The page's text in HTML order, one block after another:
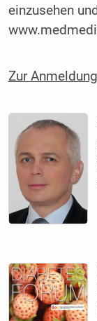
einzusehen
Zur Anmeldung